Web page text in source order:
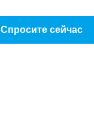
Спросите сейчас